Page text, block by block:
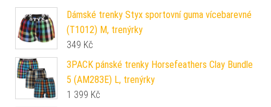
Dámské trenky Styx sportovní guma vícebarevné
(T1012) M, trenýrky
349 Kč
3PACK pánské trenky Horsefeathers Clay Bundle
5 (AM283E) L, trenýrky
1 399 Kč